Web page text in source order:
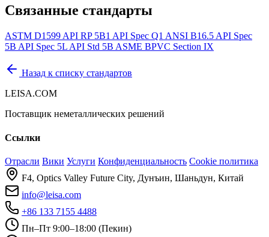
Связанные стандарты
ASTM D1599 API RP 5B1 API Spec Q1 ANSI B16.5 API Spec
5B API Spec 5L API Std 5B ASME BPVC Section IX
Назад к списку стандартов
LEISA.COM
Поставщик неметаллических решений
Ссылки
Отрасли Вики Услуги Конфиденциальность Cookie политика
F4, Optics Valley Future City, Дунъин, Шаньдун, Китай
info@leisa.com
+86 133 7155 4488
Пн–Пт 9:00–18:00 (Пекин)